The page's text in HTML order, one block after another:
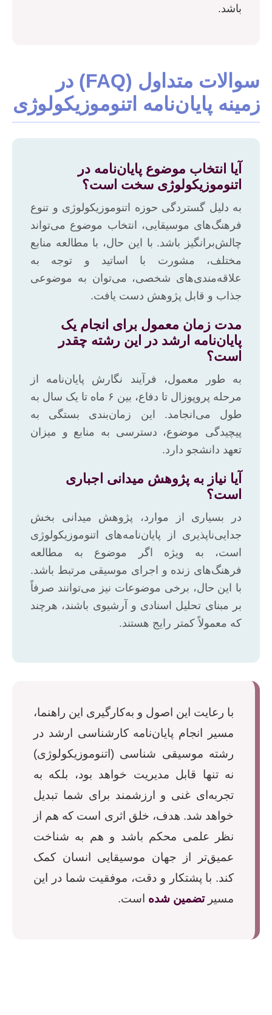
باشد.
سوالات متداول (FAQ) در
زمینه پایان‌نامه اتنوموزیکولوژی
آیا انتخاب موضوع پایان‌نامه در
اتنوموزیکولوژی سخت است؟
به دلیل گستردگی حوزه اتنوموزیکولوژی و تنوع
فرهنگ‌های موسیقایی، انتخاب موضوع می‌تواند
چالش‌برانگیز باشد. با این حال، با مطالعه منابع
مختلف، مشورت با اساتید و توجه به
علاقه‌مندی‌های شخصی، می‌توان به موضوعی
جذاب و قابل پژوهش دست یافت.
مدت زمان معمول برای انجام یک
پایان‌نامه ارشد در این رشته چقدر
است؟
به طور معمول، فرآیند نگارش پایان‌نامه از
مرحله پروپوزال تا دفاع، بین ۶ ماه تا یک سال به
طول می‌انجامد. این زمان‌بندی بستگی به
پیچیدگی موضوع، دسترسی به منابع و میزان
تعهد دانشجو دارد.
آیا نیاز به پژوهش میدانی اجباری
است؟
در بسیاری از موارد، پژوهش میدانی بخش
جدایی‌ناپذیری از پایان‌نامه‌های اتنوموزیکولوژی
است، به ویژه اگر موضوع به مطالعه
فرهنگ‌های زنده و اجرای موسیقی مرتبط باشد.
با این حال، برخی موضوعات نیز می‌توانند صرفاً
بر مبنای تحلیل اسنادی و آرشیوی باشند، هرچند
که معمولاً کمتر رایج هستند.
با رعایت این اصول و به‌کارگیری این راهنما،
مسیر انجام پایان‌نامه کارشناسی ارشد در
رشته موسیقی شناسی (اتنوموزیکولوژی)
نه تنها قابل مدیریت خواهد بود، بلکه به
تجربه‌ای غنی و ارزشمند برای شما تبدیل
خواهد شد. هدف، خلق اثری است که هم از
نظر علمی محکم باشد و هم به شناخت
عمیق‌تر از جهان موسیقایی انسان کمک
کند. با پشتکار و دقت، موفقیت شما در این
مسیرتضمین شده است.